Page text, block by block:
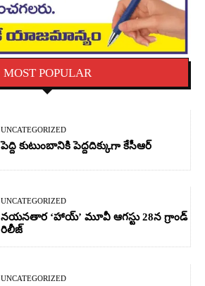
MOST POPULAR
UNCATEGORIZED
పెద్ది కుటుంబానికి పెద్దదిక్కుగా కేసీఆర్
UNCATEGORIZED
నయనతార ‘హాయ్’ మూవీ ఆగస్టు 28న గ్రాండ్
రిలీజ్
UNCATEGORIZED